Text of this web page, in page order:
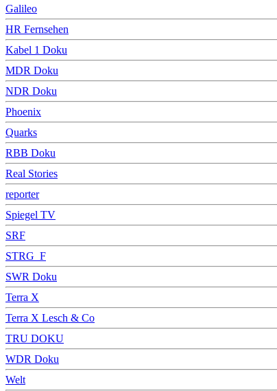
Galileo
HR Fernsehen
Kabel 1 Doku
MDR Doku
NDR Doku
Phoenix
Quarks
RBB Doku
Real Stories
reporter
Spiegel TV
SRF
STRG_F
SWR Doku
Terra X
Terra X Lesch & Co
TRU DOKU
WDR Doku
Welt